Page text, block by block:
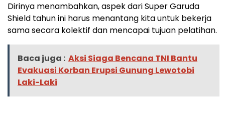
Dirinya menambahkan, aspek dari Super Garuda
Shield tahun ini harus menantang kita untuk bekerja
sama secara kolektif dan mencapai tujuan pelatihan.
Baca juga : Aksi Siaga Bencana TNI Bantu
Evakuasi Korban Erupsi Gunung Lewotobi
Laki-Laki